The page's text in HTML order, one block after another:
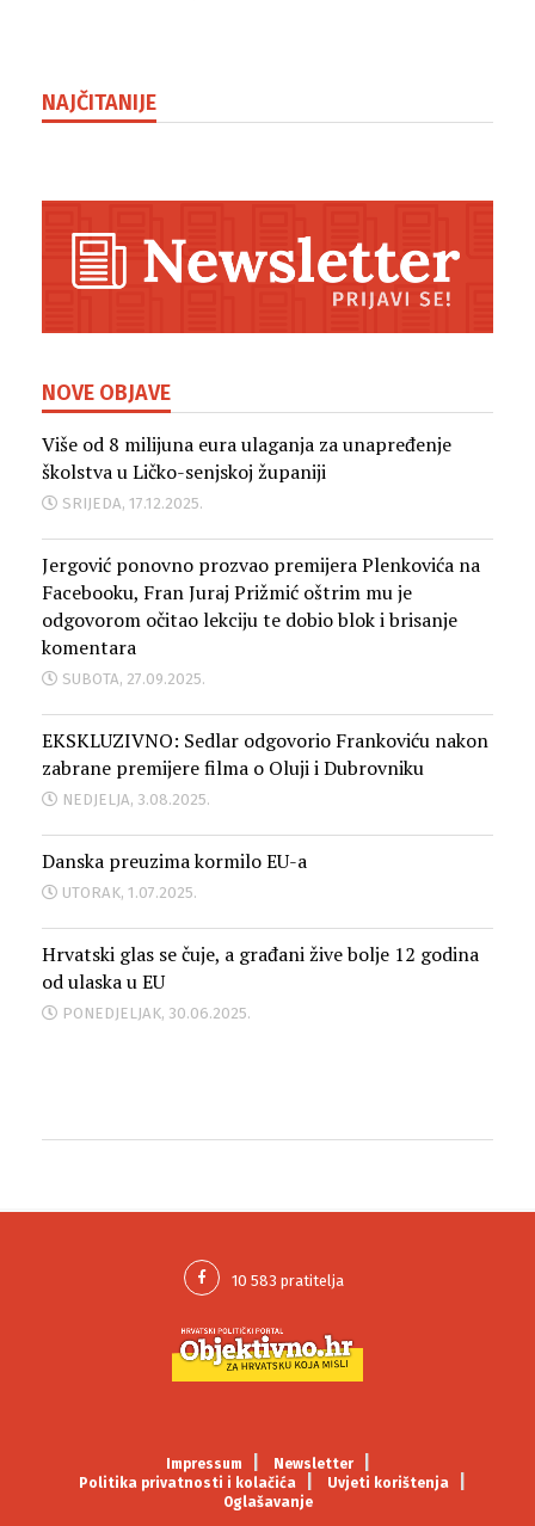
NAJČITANIJE
NOVE OBJAVE
Više od 8 milijuna eura ulaganja za unapređenje
školstva u Ličko-senjskoj županiji
SRIJEDA, 17.12.2025.
Jergović ponovno prozvao premijera Plenkovića na
Facebooku, Fran Juraj Prižmić oštrim mu je
odgovorom očitao lekciju te dobio blok i brisanje
komentara
SUBOTA, 27.09.2025.
EKSKLUZIVNO: Sedlar odgovorio Frankoviću nakon
zabrane premijere filma o Oluji i Dubrovniku
NEDJELJA, 3.08.2025.
Danska preuzima kormilo EU-a
UTORAK, 1.07.2025.
Hrvatski glas se čuje, a građani žive bolje 12 godina
od ulaska u EU
PONEDJELJAK, 30.06.2025.
Impressum
Newsletter
Politika privatnosti i kolačića
Uvjeti korištenja
Oglašavanje